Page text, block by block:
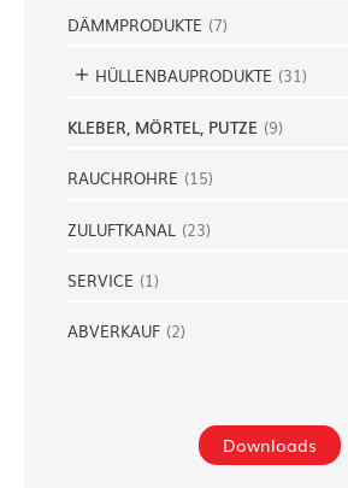
DÄMMPRODUKTE (7)
HÜLLENBAUPRODUKTE (31)
KLEBER, MÖRTEL, PUTZE (9)
RAUCHROHRE (15)
ZULUFTKANAL (23)
SERVICE (1)
ABVERKAUF (2)
Downloads